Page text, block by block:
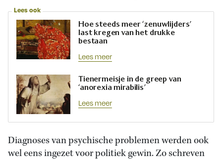
Lees ook
Hoe steeds meer ‘zenuwlijders’
last kregen van het drukke
bestaan
Lees meer
Tienermeisje in de greep van
‘anorexia mirabilis’
Lees meer
Diagnoses van psychische problemen werden ook
wel eens ingezet voor politiek gewin. Zo schreven